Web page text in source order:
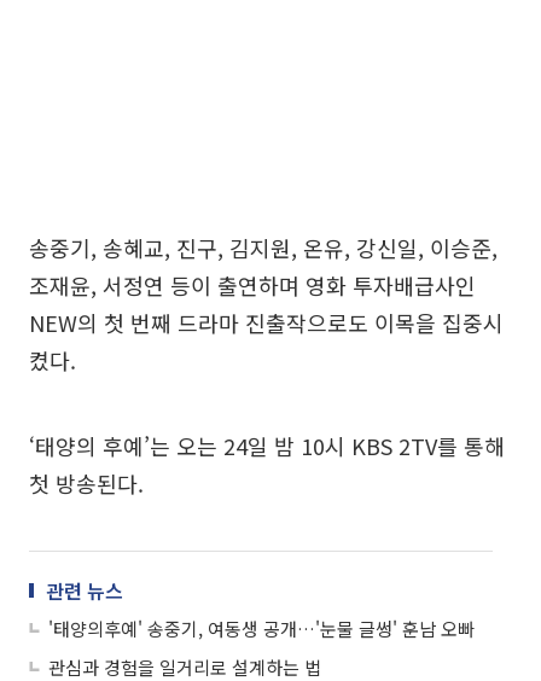
송중기, 송혜교, 진구, 김지원, 온유, 강신일, 이승준,
조재윤, 서정연 등이 출연하며 영화 투자배급사인
NEW의 첫 번째 드라마 진출작으로도 이목을 집중시
켰다.
‘태양의 후예’는 오는 24일 밤 10시 KBS 2TV를 통해
첫 방송된다.
관련 뉴스
'태양의후예' 송중기, 여동생 공개…'눈물 글썽' 훈남 오빠
관심과 경험을 일거리로 설계하는 법